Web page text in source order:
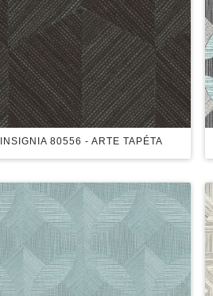
INSIGNIA 80556 - ARTE TAPÉTA